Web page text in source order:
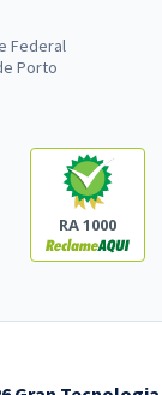
Federal
Porto
RA 1000